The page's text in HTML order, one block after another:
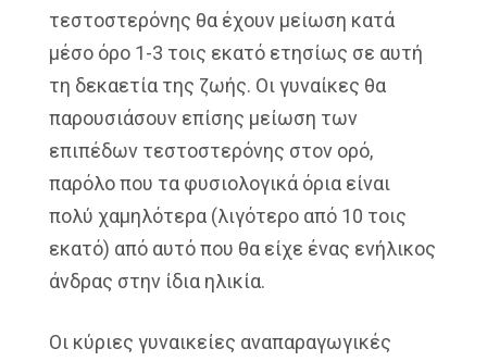
τεστοστερόνης θα έχουν μείωση κατά
μέσο όρο 1-3 τοις εκατό ετησίως σε αυτή
τη δεκαετία της ζωής. Οι γυναίκες θα
παρουσιάσουν επίσης μείωση των
επιπέδων τεστοστερόνης στον ορό,
παρόλο που τα φυσιολογικά όρια είναι
πολύ χαμηλότερα (λιγότερο από 10 τοις
εκατό) από αυτό που θα είχε ένας ενήλικος
άνδρας στην ίδια ηλικία.
Οι κύριες γυναικείες αναπαραγωγικές